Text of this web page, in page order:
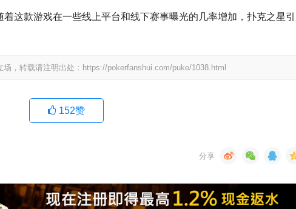
这款游戏在一些线上平台和线下赛事曝光的几率增加，扑克之星引
，转载请注明出处：https://pokerfanshui.com/puke/1038.html
152赞